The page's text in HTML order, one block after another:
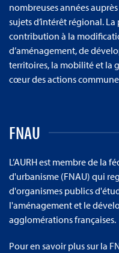
nombreuses années
sujets d’intérêt régional.
contribution à la
d’aménagement, de
territoires, la mobilité et la
cœur des actions
FNAU
L’AURH est membre de la
d'urbanisme (FNAU) qui
d'organismes publics
l'aménagement et le
agglomérations françaises.
Pour en savoir plus sur la